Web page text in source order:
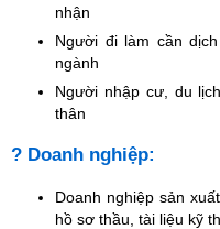
nhận
Người đi làm cần
ngành
Người nhập cư, du
thân
? Doanh nghiệp:
Doanh nghiệp sản
hồ sơ thầu, tài liệu kỹ